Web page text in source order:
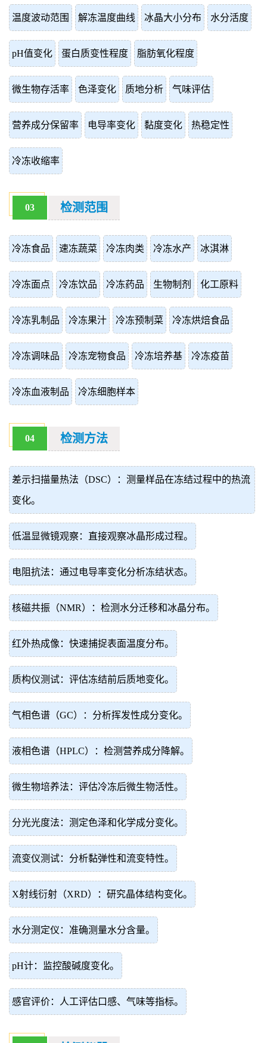
温度波动范围 解冻温度曲线 冰晶大小分布 水分活度
pH值变化 蛋白质变性程度 脂肪氧化程度
微生物存活率 色泽变化 质地分析 气味评估
营养成分保留率 电导率变化 黏度变化 热稳定性
冷冻收缩率
03 检测范围
冷冻食品 速冻蔬菜 冷冻肉类 冷冻水产 冰淇淋
冷冻面点 冷冻饮品 冷冻药品 生物制剂 化工原料
冷冻乳制品 冷冻果汁 冷冻预制菜 冷冻烘焙食品
冷冻调味品 冷冻宠物食品 冷冻培养基 冷冻疫苗
冷冻血液制品 冷冻细胞样本
04 检测方法
差示扫描量热法（DSC）：测量样品在冻结过程中的热流
变化。
低温显微镜观察：直接观察冰晶形成过程。
电阻抗法：通过电导率变化分析冻结状态。
核磁共振（NMR）：检测水分迁移和冰晶分布。
红外热成像：快速捕捉表面温度分布。
质构仪测试：评估冻结前后质地变化。
气相色谱（GC）：分析挥发性成分变化。
液相色谱（HPLC）：检测营养成分降解。
微生物培养法：评估冷冻后微生物活性。
分光光度法：测定色泽和化学成分变化。
流变仪测试：分析黏弹性和流变特性。
X射线衍射（XRD）：研究晶体结构变化。
水分测定仪：准确测量水分含量。
pH计：监控酸碱度变化。
感官评价：人工评估口感、气味等指标。